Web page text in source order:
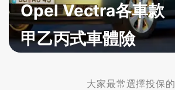
Opel Vectra各車款
甲乙丙式車體險
大家最常選擇投保的